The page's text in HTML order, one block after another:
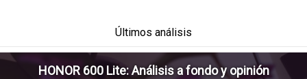
Últimos análisis
HONOR 600 Lite: Análisis a fondo y opinión